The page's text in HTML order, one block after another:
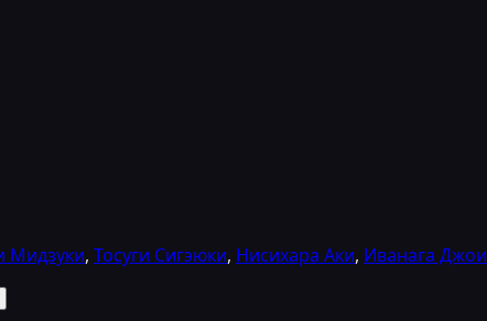
Мидзуки, Тосуги Сигэюки, Нисихара Аки, Иванага Джои